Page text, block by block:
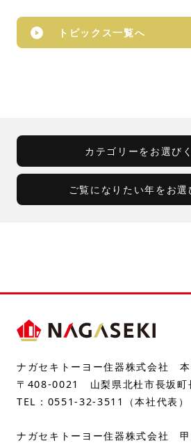
トピックス一覧へ
カテゴリーをお選び
ご覧になりたい年をお
ナガセキトーヨー住器株式会社 本
〒408-0021 山梨県北杜市長坂町
TEL： 0551-32-3511 （本社代表）
ナガセキトーヨー住器株式会社